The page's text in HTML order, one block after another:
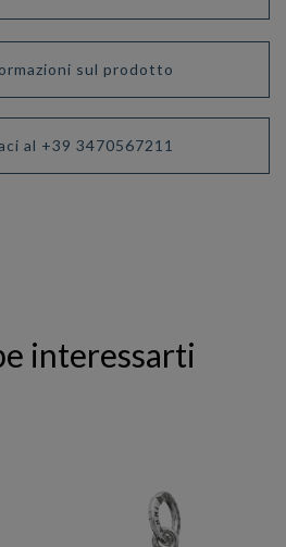
sul prodotto
al +39 3470567211
interessarti